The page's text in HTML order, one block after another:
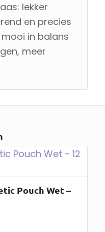
lekker
en precies
in balans
meer
Pouch Wet –